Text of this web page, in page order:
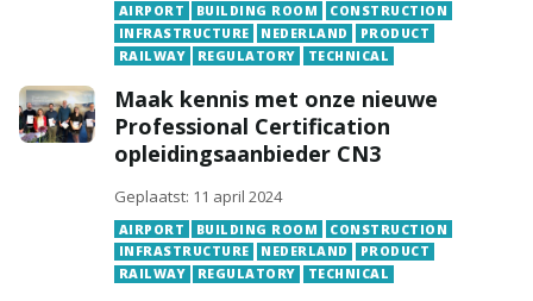
AIRPORT BUILDING ROOM
CONSTRUCTION
INFRASTRUCTURE
NEDERLAND
PRODUCT
RAILWAY
REGULATORY TECHNICAL
Maak kennis met onze nieuwe
Professional Certification
opleidingsaanbieder CN3
Geplaatst: 11 april 2024
AIRPORT BUILDING ROOM
CONSTRUCTION
INFRASTRUCTURE
NEDERLAND
PRODUCT
RAILWAY
REGULATORY TECHNICAL